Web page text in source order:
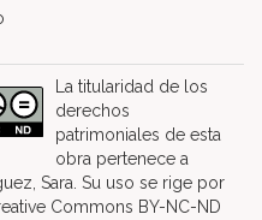
La titularidad de los
derechos
patrimoniales de esta
obra pertenece a
Sara. Su uso se rige por
Commons BY-NC-ND